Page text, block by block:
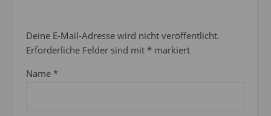
Deine E-Mail-Adresse wird nicht veröffentlicht.
Erforderliche Felder sind mit * markiert
Name *